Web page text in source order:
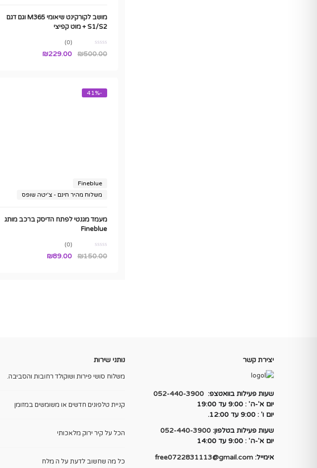
מושב לקורקינט שיאומי M365 וגם דגם
S1/S2 + מוט קפיצי
(0)
₪500.00
המחיר ₪229.00
-41%
Fineblue
משלוח מהיר חינם - צ'יטה שופס
מעמד מגנטי לפתח הדיסק ברכב מותג
Fineblue
(0)
₪150.00
המחיר₪89.00
יצירת קשר
שעות פעילות בוואטצפ: 052-440-3900
יום א'-ה' : 9:00 עד 19:00
יום ו' : 9:00 עד 12:00.
שעות פעילות בטלפון: 052-440-3900
יום א'-ה' : 9:00 עד 14:00
אימייל: free0722831113@gmail.com
נותני שירות
משלוח סושי פירות ושוקולד רחובות והסביבה.
קניית טלפונים חדשים או משומשים במזומן
הכל על קיר ירוק מלאכותי
כל מה שחשוב לדעת על ה מלח